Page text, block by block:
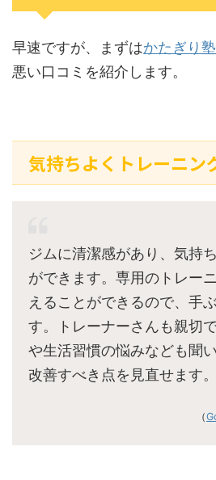
早速ですが、まずはかたぎり
悪い口コミを紹介します。
気持ちよくトレーニン
ジムに清潔感があり、気持
ができます。専用のトレー
えることができるので、手
す。トレーナーさんも親切
や生活習慣の悩みなども聞
改善すべき点を見直せます。
（